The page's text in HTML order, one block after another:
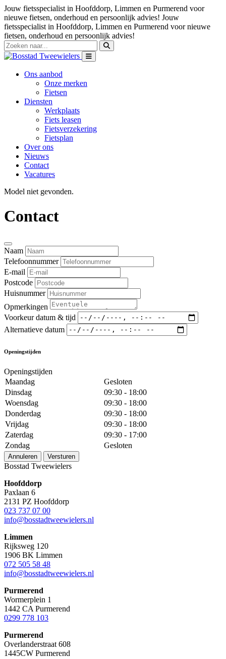
Jouw fietsspecialist in Hoofddorp, Limmen en Purmerend voor
nieuwe fietsen, onderhoud en persoonlijk advies! Jouw
fietsspecialist in Hoofddorp, Limmen en Purmerend voor nieuwe
fietsen, onderhoud en persoonlijk advies!
Ons aanbod
Onze merken
Fietsen
Diensten
Werkplaats
Fiets leasen
Fietsverzekering
Fietsplan
Over ons
Nieuws
Contact
Vacatures
Model niet gevonden.
Contact
Naam
Telefoonnummer
E-mail
Postcode
Huisnummer
Opmerkingen
Voorkeur datum & tijd
Alternatieve datum
Openingstijden
Openingstijden
Maandag
Gesloten
Dinsdag
09:30 - 18:00
Woensdag
09:30 - 18:00
Donderdag
09:30 - 18:00
Vrijdag
09:30 - 18:00
Zaterdag
09:30 - 17:00
Zondag
Gesloten
Annuleren Versturen
Bosstad Tweewielers
Hoofddorp
Paxlaan 6
2131 PZ Hoofddorp
023 737 07 00
info@bosstadtweewielers.nl
Limmen
Rijksweg 120
1906 BK Limmen
072 505 58 48
info@bosstadtweewielers.nl
Purmerend
Wormerplein 1
1442 CA Purmerend
0299 778 103
Purmerend
Overlanderstraat 608
1445CW Purmerend